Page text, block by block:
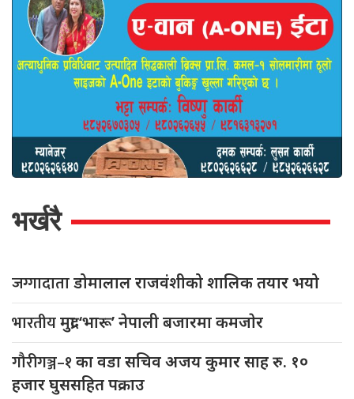
भर्खरै
जग्गादाताडोमालाल राजवंशीको शालिक तयार भयो
भारतीयमुद्रा ‘भारू’ नेपाली बजारमा कमजाेर
गौरीगञ्ज–१का वडा सचिव अजय कुमार साह रु. १०
हजार घुससहित पक्राउ